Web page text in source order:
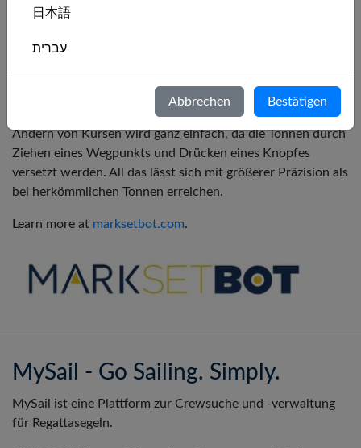
Innovatoren, setzt sich MarkSetBot mit allem, was sie tun,
Regattamanagements zu verbessern.
halten und einen bestimmten Standort anzusteuern, der
über eine App oder Webseite vorgegeben werden kann. Das
Ändern von Kursen wird ganz einfach, da die Tonnen durch
Ziehen eines Wegpunkts und Drücken eines Knopfes
versetzt werden. All das lässt sich mit größerer Präzision als
bei herkömmlichen Tonnen erreichen.
Learn more at marksetbot.com.
MySail - Go Sailing. Simply.
MySail ist eine Plattform zur Crewsuche und -verwaltung
für Regattasegeln.
日本語
עברית
Português
Svenska
Abbrechen Bestätigen